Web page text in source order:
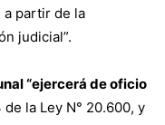
a partir de la
judicial”.
“ejercerá de oficio
la Ley N° 20.600, y